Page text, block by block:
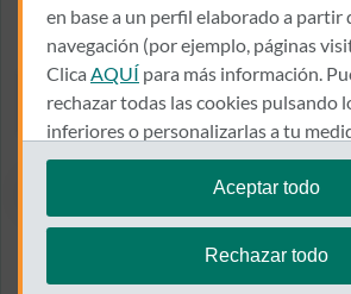
GENERAL VARA DE REY, 33, 3, C
26002 - LOGROÑO
941 261 500
Llamar a
Ver el mapa en Google
en base a un perfil elaborado a partir
navegación (por ejemplo, páginas
Clica AQUÍ para más información.
rechazar todas las cookies pulsando
inferiores o personalizarlas a tu
en"configurar cookies".
Te recordamos que puedes modificar
cookies en cualquier momento en la
Aceptar todo
Rechazar todo